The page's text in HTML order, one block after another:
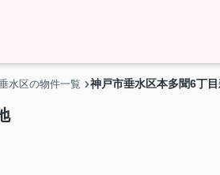
水区の物件一覧 神戸市垂水区本多聞6丁